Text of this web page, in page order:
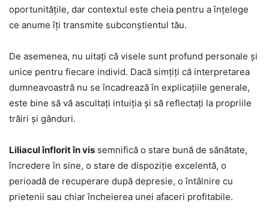
oportunitățile, dar contextul este cheia pentru a înțelege
ce anume îți transmite subconștientul tău.
De asemenea, nu uitați că visele sunt profund personale și
unice pentru fiecare individ. Dacă simțiți că interpretarea
dumneavoastră nu se încadrează în explicațiile generale,
este bine să vă ascultați intuiția și să reflectați la propriile
trăiri și gânduri.
Liliacul înflorit în vis semnifică o stare bună de sănătate,
încredere în sine, o stare de dispoziție excelentă, o
perioadă de recuperare după depresie, o întâlnire cu
prietenii sau chiar încheierea unei afaceri profitabile.